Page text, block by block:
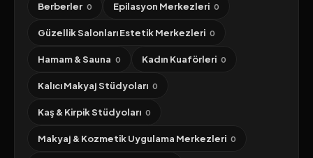
Berberler 0 Epilasyon Merkezleri 0
Güzellik Salonları Estetik Merkezleri 0
Hamam & Sauna 0 Kadın Kuaförleri 0
Kalıcı Makyaj Stüdyoları 0
Kaş & Kirpik Stüdyoları 0
Makyaj & Kozmetik Uygulama Merkezleri 0